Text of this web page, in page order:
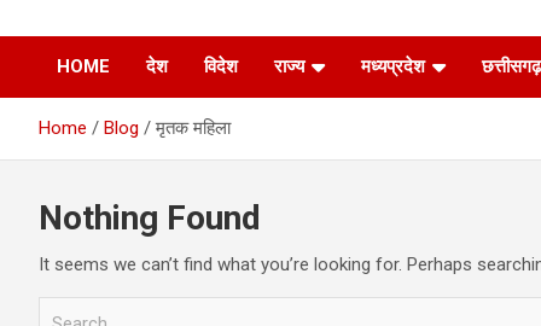
Hindustan News
Service
HOME देश विदेश राज्य मध्यप्रदेश छत्तीसगढ़
Home Blog मृतक महिला
Nothing Found
It seems we can’t find what you’re looking for. Perhaps